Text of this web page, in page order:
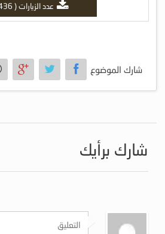
عدد الزيارات ( 436 )
شارك الموضوع
شارك برأيك